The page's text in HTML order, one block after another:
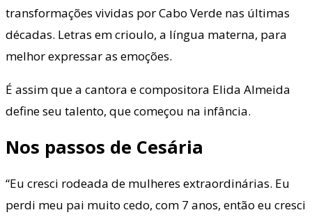
transformações vividas por Cabo Verde nas últimas
décadas. Letras em crioulo, a língua materna, para
melhor expressar as emoções.
É assim que a cantora e compositora Elida Almeida
define seu talento, que começou na infância.
Nos passos de Cesária
“Eu cresci rodeada de mulheres extraordinárias. Eu
perdi meu pai muito cedo, com 7 anos, então eu cresci